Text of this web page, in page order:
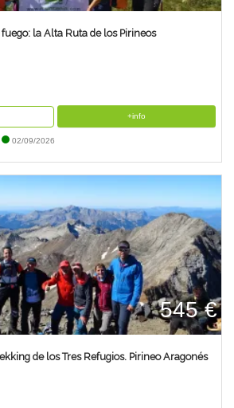
fuego: la Alta Ruta de los Pirineos
+info
02/09/2026
545 €
de los Tres Refugios. Pirineo Aragonés